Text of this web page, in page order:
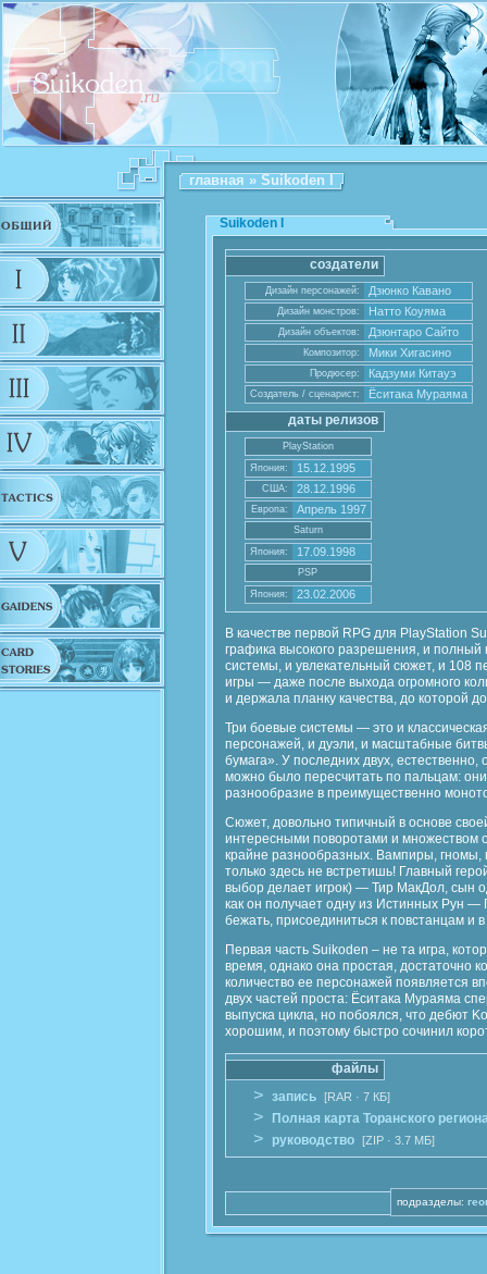
главная » Suikoden I
Suikoden I
создатели
Дизайн персонажей: Дзюнко Кавано
Дизайн монстров: Натто Коуяма
Дизайн объектов: Дзюнтаро Сайто
Композитор: Мики Хигасино
Продюсер: Кадзуми Китауэ
Создатель / сценарист: Ёситака Мураяма
даты релизов
PlayStation
Япония:
15.12.1995
США: 28.12.1996
Европа: Апрель 1997
Saturn
Япония:
17.09.1998
PSP
Япония:
23.02.2006
В качестве первой RPG для PlayStation
графика высокого разрешения, и
системы, и увлекательный сюжет, и 108
игры — даже после выхода огромного
и держала планку качества, до которой
Три боевые системы — это и
персонажей, и дуэли, и масштабные
бумага». У последних двух,
можно было пересчитать по пальцам:
разнообразие в преимущественно
Сюжет, довольно типичный в основе
интересными поворотами и множеством
крайне разнообразных. Вампиры,
только здесь не встретишь! Главный
выбор делает игрок) — Тир МакДол, сын
как он получает одну из Истинных Рун
бежать, присоединиться к повстанцам и в
Первая часть Suikoden – не та игра,
время, однако она простая, достаточно
количество ее персонажей появляется
двух частей проста: Ёситака Мураяма
выпуска цикла, но побоялся, что дебют
хорошим, и поэтому быстро сочинил
файлы
> запись [RAR · 7 КБ]
> Полная карта Торанского
> руководство [ZIP · 3.7 МБ]
подразделы: